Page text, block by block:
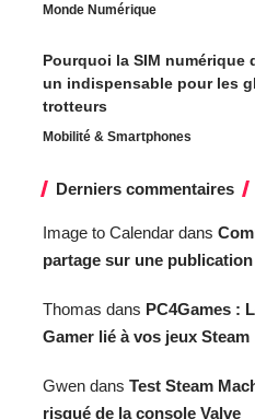
Monde Numérique
Pourquoi la SIM numérique
un indispensable pour les
trotteurs
Mobilité & Smartphones
Derniers commentaires
Image to Calendar dans
partage sur une
Thomas dans PC4Games :
Gamer lié à vos jeux Steam
Gwen dans Test Steam
risqué de la console Valve